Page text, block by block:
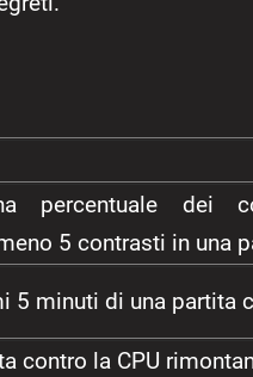
percentuale dei
5 contrasti in una
5 minuti di una partita
contro la CPU